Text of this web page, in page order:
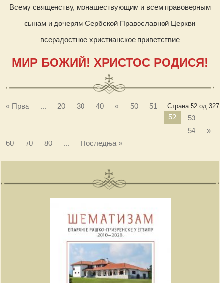
Всему священству, монашествующим и всем правоверным
сынам и дочерям Сербской Православной Церкви
всерадостное христианское приветствие
МИР БОЖИЙ! ХРИСТОС РОДИСЯ!
Страна 52 од 327
« Прва ... 20 30 40 « 50
51
52
53
54
»
60
70 80 ... Последња »